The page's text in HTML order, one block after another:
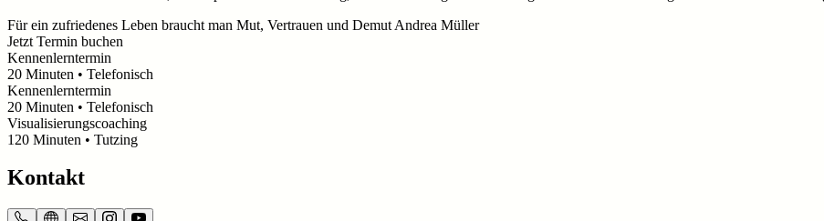
Für ein zufriedenes Leben braucht man Mut, Vertrauen und Demut Andrea Müller
Jetzt Termin buchen
Kennenlerntermin
20 Minuten • Telefonisch
Kennenlerntermin
20 Minuten • Telefonisch
Visualisierungscoaching
120 Minuten • Tutzing
Kontakt